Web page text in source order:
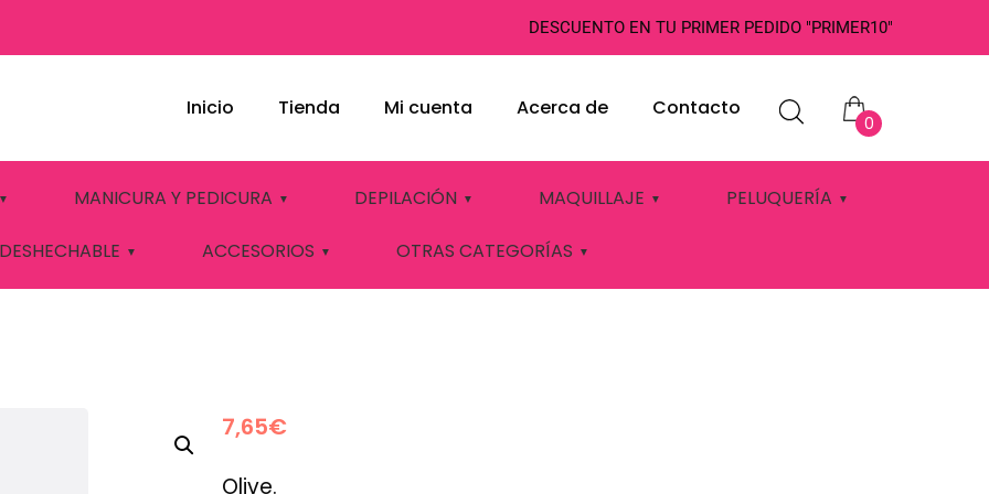
DESCUENTO EN TU PRIMER PEDIDO "PRIMER10"
0
Inicio Tienda Mi cuenta Acerca de Contacto
MANICURA Y PEDICURA DEPILACIÓN MAQUILLAJE PELUQUERÍA
ACCESORIOS OTRAS CATEGORÍAS
Nº970 ELIXIR
7,65€
Olive.